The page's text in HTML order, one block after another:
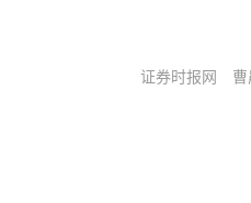
证券时报网